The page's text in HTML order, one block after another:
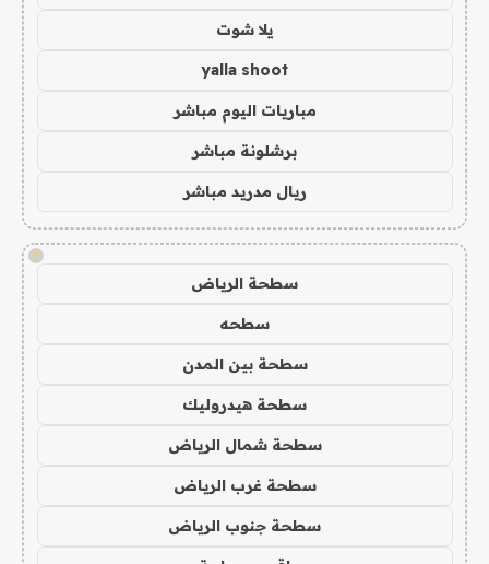
يلا شوت
yalla shoot
مباريات اليوم مباشر
برشلونة مباشر
ريال مدريد مباشر
!
سطحة الرياض
سطحه
سطحة بين المدن
سطحة هيدروليك
سطحة شمال الرياض
سطحة غرب الرياض
سطحة جنوب الرياض